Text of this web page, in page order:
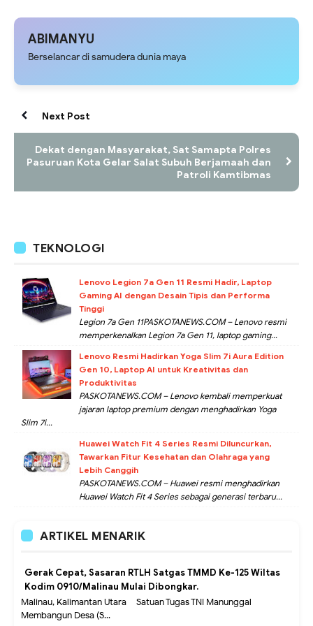
ABIMANYU
Berselancar di samudera dunia maya
Next Post
Dekat dengan Masyarakat, Sat Samapta Polres
Pasuruan Kota Gelar Salat Subuh Berjamaah dan
Patroli Kamtibmas
TEKNOLOGI
Lenovo Legion 7a Gen 11 Resmi Hadir, Laptop
Gaming AI dengan Desain Tipis dan Performa
Tinggi
Legion 7a Gen 11PASKOTANEWS.COM – Lenovo resmi
memperkenalkan Legion 7a Gen 11, laptop gaming...
Lenovo Resmi Hadirkan Yoga Slim 7i Aura Edition
Gen 10, Laptop AI untuk Kreativitas dan
Produktivitas
PASKOTANEWS.COM – Lenovo kembali memperkuat
jajaran laptop premium dengan menghadirkan Yoga
Slim 7i...
Huawei Watch Fit 4 Series Resmi Diluncurkan,
Tawarkan Fitur Kesehatan dan Olahraga yang
Lebih Canggih
PASKOTANEWS.COM – Huawei resmi menghadirkan
Huawei Watch Fit 4 Series sebagai generasi terbaru...
ARTIKEL MENARIK
Gerak Cepat, Sasaran RTLH Satgas TMMD Ke-125 Wiltas
Kodim 0910/Malinau Mulai Dibongkar.
Malinau, Kalimantan Utara – Satuan Tugas TNI Manunggal
Membangun Desa (S...